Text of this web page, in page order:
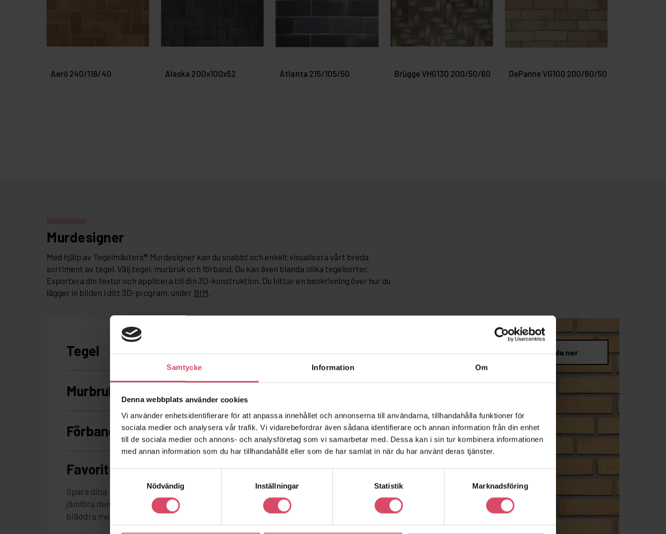
Samtycke Information Om
Denna webbplats använder cookies
Vi använder enhetsidentifierare för att anpassa innehållet och annonserna till användarna, tillhandahålla funktioner för
sociala medier och analysera vår trafik. Vi vidarebefordrar även sådana identifierare och annan information från din enhet
till de sociala medier och annons- och analysföretag som vi samarbetar med. Dessa kan i sin tur kombinera informationen
med annan information som du har tillhandahållit eller som de har samlat in när du har använt deras tjänster.
Samtyckesval
Nödvändig
Inställningar Statistik Marknadsföring
Aerö 240/118/40 Alaska 200x100x52 Atlanta 215/105/50 Brügge VHG130 200/50/60 DePanne VG100 200/60/50
Murdesigner
Med hjälp av Tegelmästers® Murdesigner kan du snabbt och enkelt visualisera vårt breda
sortiment av tegel. Välj tegel, murbruk och förband. Du kan även blanda olika tegelsorter.
Exportera din textur och applicera till din 3D-konstruktion. Du hittar en beskrivning över hur du
lägger in bilden i ditt 3D-program, under BIM.